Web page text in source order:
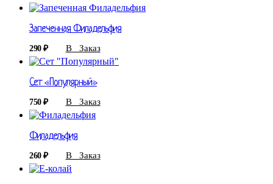
Запеченная Филадельфия
290₽ В Заказ
Сет «Популярный»
750₽ В Заказ
Филадельфия
260₽ В Заказ